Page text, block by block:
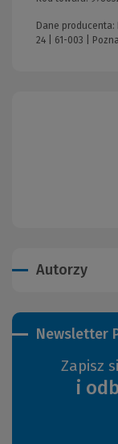
Dane producenta:
24 | 61-003 |
Autorzy
Newsletter
Zapisz
i